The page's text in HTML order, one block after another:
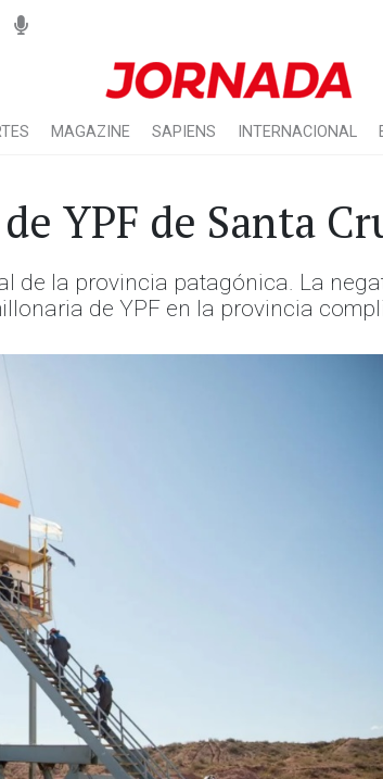
MAGAZINE SAPIENS INTERNACIONAL
YPF de Santa
de la provincia patagónica. La
de YPF en la provincia